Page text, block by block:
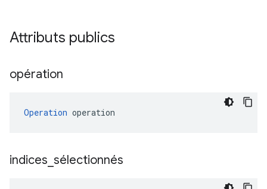
Attributs publics
opération
Operation operation
indices sélectionnés